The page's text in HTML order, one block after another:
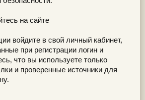
на сайте
войдите в свой личный кабинет,
при регистрации логин и
что вы используете только
и проверенные источники для